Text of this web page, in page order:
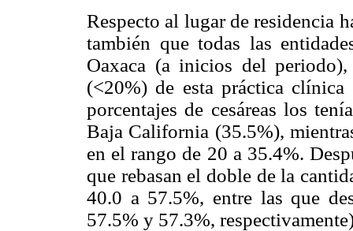
Respecto al lugar de residencia
también que todas las
Oaxaca (a inicios del
(<20%) de esta práctica clínica
porcentajes de cesáreas los
Baja California (35.5%),
en el rango de 20 a 35.4%.
que rebasan el doble de la
40.0 a 57.5%, entre las que
57.5% y 57.3%,